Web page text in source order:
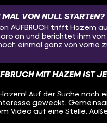
VON NULL STARTEN?
AUFBRUCH trifft Hazem
an und berichtet ihm
einmal ganz von vorne
MIT HAZEM IST
Auf der Suche nach
geweckt.
Video auf eine Stelle.